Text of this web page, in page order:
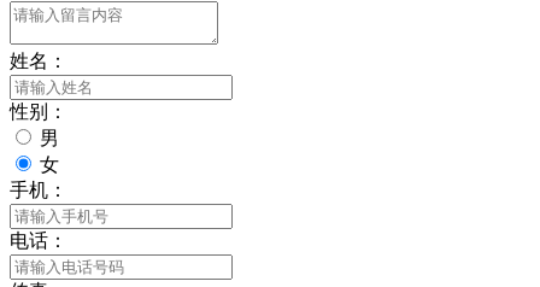
姓名：
性别：
男
女
手机：
电话：